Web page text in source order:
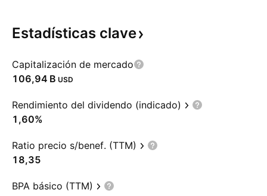
Estadísticas clave
Capitalización de mercado
‪106,94 B‬ USD
Rendimiento del dividendo (indicado)
1,60%
Ratio precio s/benef. (TTM)
18,35
BPA básico (TTM)